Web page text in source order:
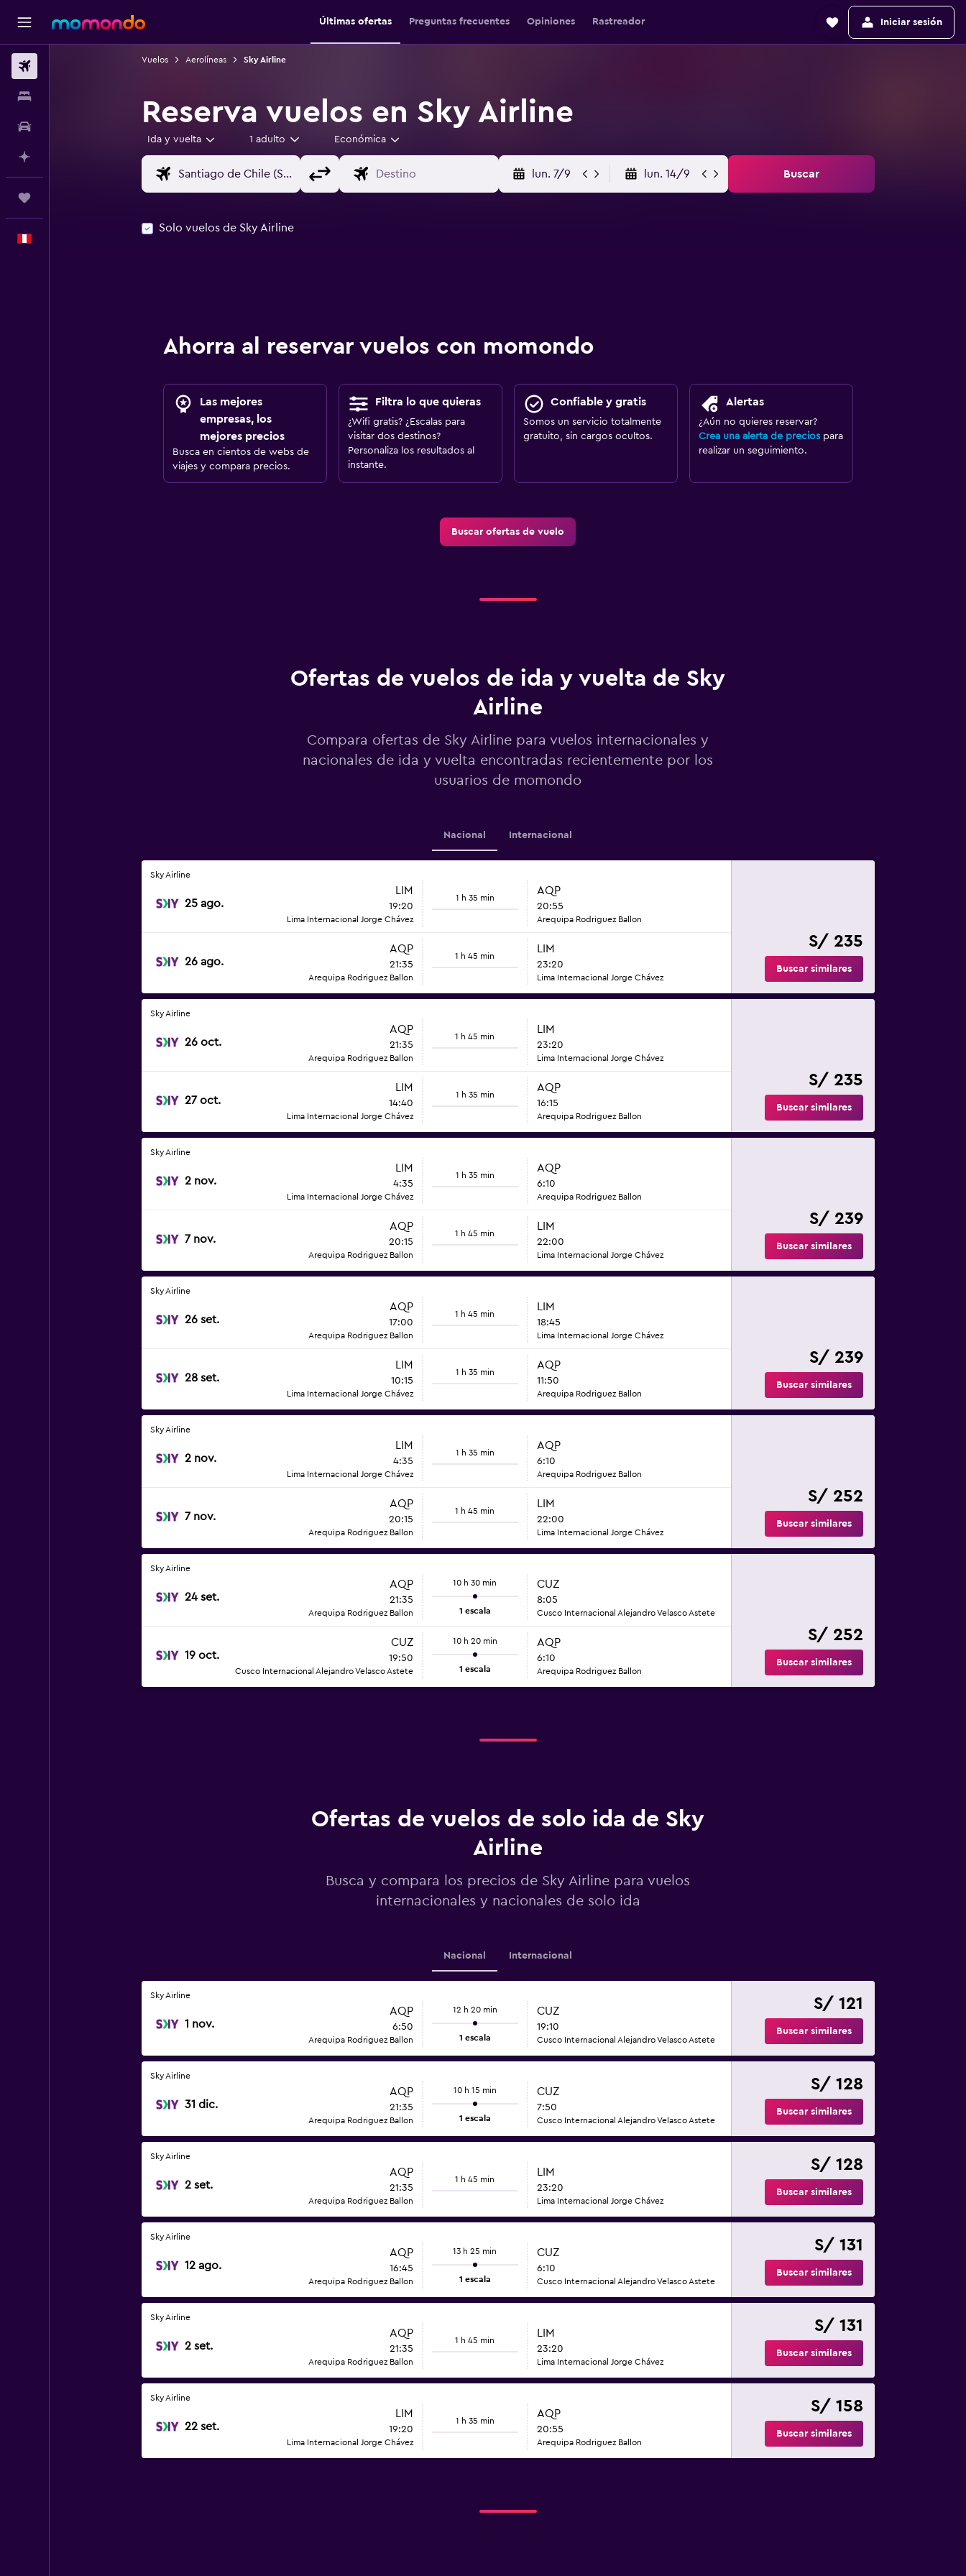
Últimas ofertas Preguntas frecuentes Opiniones Rastreador Iniciar sesión
Vuelos Aerolíneas Sky Airline
Reserva vuelos en Sky Airline
Ida y vuelta 1 adulto Económica
lun. 7/9 lun. 14/9 Buscar
Solo vuelos de Sky Airline
Ahorra al reservar vuelos con momondo
Las mejores
empresas, los
mejores precios
Busca en cientos de webs de
viajes y compara precios.
Filtra lo que quieras
¿Wifi gratis? ¿Escalas para
visitar dos destinos?
Personaliza los resultados al
instante.
Confiable y gratis
Somos un servicio totalmente
gratuito, sin cargos ocultos.
Alertas
¿Aún no quieres reservar?
Crea una alerta de preciospara
realizar un seguimiento.
Buscar ofertas de vuelo
Ofertas de vuelos de ida y vuelta de Sky
Airline
Compara ofertas de Sky Airline para vuelos internacionales y
nacionales de ida y vuelta encontradas recientemente por los
usuarios de momondo
Nacional Internacional
Sky Airline
25 ago.
LIM
19:20
Lima Internacional Jorge Chávez
1 h 35 min
AQP
20:55
Arequipa Rodriguez Ballon
26 ago.
AQP
21:35
Arequipa Rodriguez Ballon
1 h 45 min
LIM
23:20
Lima Internacional Jorge Chávez
S/ 235
Buscar similares
Sky Airline
26 oct.
AQP
21:35
Arequipa Rodriguez Ballon
1 h 45 min
LIM
23:20
Lima Internacional Jorge Chávez
27 oct.
LIM
14:40
Lima Internacional Jorge Chávez
1 h 35 min
AQP
16:15
Arequipa Rodriguez Ballon
S/ 235
Buscar similares
Sky Airline
2 nov.
LIM
4:35
Lima Internacional Jorge Chávez
1 h 35 min
AQP
6:10
Arequipa Rodriguez Ballon
7 nov.
AQP
20:15
Arequipa Rodriguez Ballon
1 h 45 min
LIM
22:00
Lima Internacional Jorge Chávez
S/ 239
Buscar similares
Sky Airline
26 set.
AQP
17:00
Arequipa Rodriguez Ballon
1 h 45 min
LIM
18:45
Lima Internacional Jorge Chávez
28 set.
LIM
10:15
Lima Internacional Jorge Chávez
1 h 35 min
AQP
11:50
Arequipa Rodriguez Ballon
S/ 239
Buscar similares
Sky Airline
2 nov.
LIM
4:35
Lima Internacional Jorge Chávez
1 h 35 min
AQP
6:10
Arequipa Rodriguez Ballon
7 nov.
AQP
20:15
Arequipa Rodriguez Ballon
1 h 45 min
LIM
22:00
Lima Internacional Jorge Chávez
S/ 252
Buscar similares
Sky Airline
24 set.
AQP
21:35
Arequipa Rodriguez Ballon
10 h 30 min
1 escala
CUZ
8:05
Cusco Internacional Alejandro Velasco Astete
19 oct.
CUZ
19:50
Cusco Internacional Alejandro Velasco Astete
10 h 20 min
1 escala
AQP
6:10
Arequipa Rodriguez Ballon
S/ 252
Buscar similares
Ofertas de vuelos de solo ida de Sky
Airline
Busca y compara los precios de Sky Airline para vuelos
internacionales y nacionales de solo ida
Nacional Internacional
Sky Airline
1 nov.
AQP
6:50
Arequipa Rodriguez Ballon
12 h 20 min
1 escala
CUZ
19:10
Cusco Internacional Alejandro Velasco Astete
S/ 121
Buscar similares
Sky Airline
31 dic.
AQP
21:35
Arequipa Rodriguez Ballon
10 h 15 min
1 escala
CUZ
7:50
Cusco Internacional Alejandro Velasco Astete
S/ 128
Buscar similares
Sky Airline
2 set.
AQP
21:35
Arequipa Rodriguez Ballon
1 h 45 min
LIM
23:20
Lima Internacional Jorge Chávez
S/ 128
Buscar similares
Sky Airline
12 ago.
AQP
16:45
Arequipa Rodriguez Ballon
13 h 25 min
1 escala
CUZ
6:10
Cusco Internacional Alejandro Velasco Astete
S/ 131
Buscar similares
Sky Airline
2 set.
AQP
21:35
Arequipa Rodriguez Ballon
1 h 45 min
LIM
23:20
Lima Internacional Jorge Chávez
S/ 131
Buscar similares
Sky Airline
22 set.
LIM
19:20
Lima Internacional Jorge Chávez
1 h 35 min
AQP
20:55
Arequipa Rodriguez Ballon
S/ 158
Buscar similares